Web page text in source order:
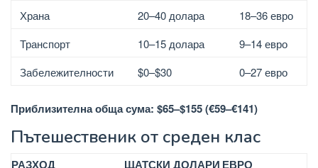
Храна
20–40 долара
18–36 евро
Транспорт
10–15 долара
9–14 евро
Забележителности
$0–$30 0–27 евро
Приблизителна обща сума: $65–$155 (€59–€141)
Пътешественик от среден клас
РАЗХОД ЩАТСКИ ДОЛАРИ ЕВРО